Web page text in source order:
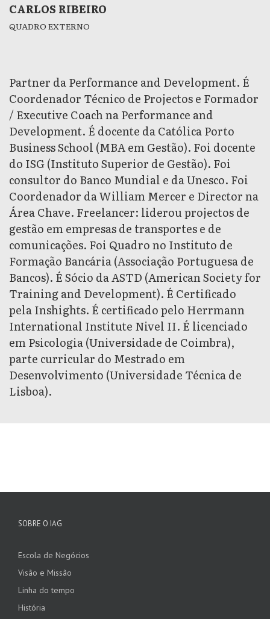
CARLOS RIBEIRO
QUADRO EXTERNO
Partner da Performance and Development. É
Coordenador Técnico de Projectos e Formador
/ Executive Coach na Performance and
Development. É docente da Católica Porto
Business School (MBA em Gestão). Foi docente
do ISG (Instituto Superior de Gestão). Foi
consultor do Banco Mundial e da Unesco. Foi
Coordenador da William Mercer e Director na
Área Chave. Freelancer: liderou projectos de
gestão em empresas de transportes e de
comunicações. Foi Quadro no Instituto de
Formação Bancária (Associação Portuguesa de
Bancos). É Sócio da ASTD (American Society for
Training and Development). É Certificado
pela Inshights. É certificado pelo Herrmann
International Institute Nivel II. É licenciado
em Psicologia (Universidade de Coimbra),
parte curricular do Mestrado em
Desenvolvimento (Universidade Técnica de
Lisboa).
SOBRE O IAG
Escola de Negócios
Visão e Missão
Linha do tempo
História